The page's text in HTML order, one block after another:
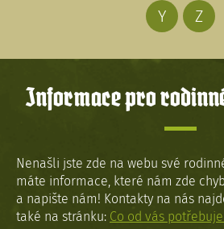
Y
Z
Informace pro
Nenašli jste zde na webu své
máte informace, které nám zde
a napište nám! Kontakty na nás
také na stránku: Co od vás